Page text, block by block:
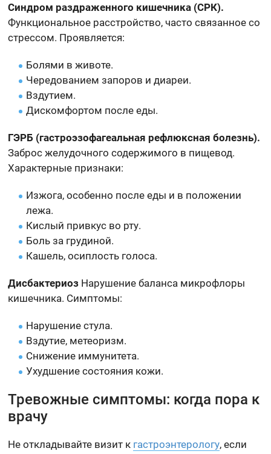
Синдром раздраженного кишечника (СРК).
Функциональное расстройство, часто связанное со
стрессом. Проявляется:
Болями в животе.
Чередованием запоров и диареи.
Вздутием.
Дискомфортом после еды.
ГЭРБ (гастроэзофагеальная рефлюксная болезнь).
Заброс желудочного содержимого в пищевод.
Характерные признаки:
Изжога, особенно после еды и в положении
лежа.
Кислый привкус во рту.
Боль за грудиной.
Кашель, осиплость голоса.
Дисбактериоз Нарушение баланса микрофлоры
кишечника. Симптомы:
Нарушение стула.
Вздутие, метеоризм.
Снижение иммунитета.
Ухудшение состояния кожи.
Тревожные симптомы: когда пора к
врачу
Не откладывайте визит к гастроэнтерологу, если